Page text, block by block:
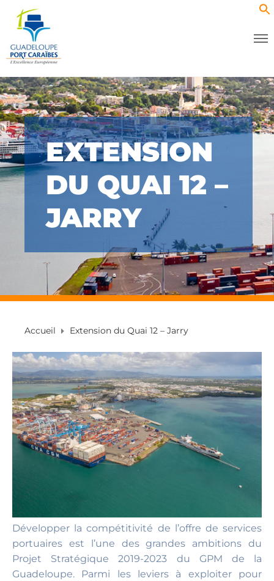
EXTENSION
DU QUAI 12 –
JARRY
Accueil Extension du Quai 12 – Jarry
Développer la compétitivité de l’offre de services
portuaires est l’une des grandes ambitions du
Projet Stratégique 2019-2023 du GPM de la
Guadeloupe. Parmi les leviers à exploiter pour